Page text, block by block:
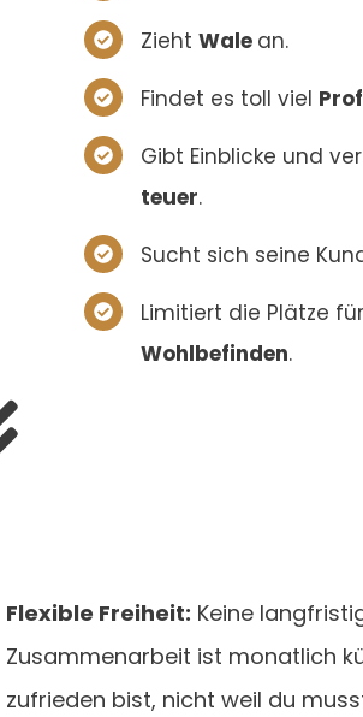
Zieht Wale an.
Findet es toll viel
Gibt Einblicke und
teuer.
Sucht sich seine
Limitiert die Plätze
Wohlbefinden.
Flexible Freiheit: Keine
Zusammenarbeit ist monatlich
zufrieden bist, nicht weil du